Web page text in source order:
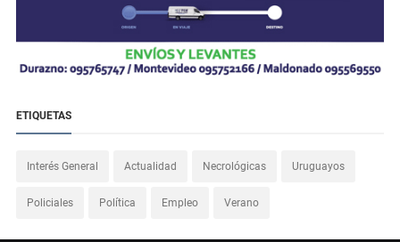
ETIQUETAS
Interés General Actualidad Necrológicas Uruguayos
Policiales Política Empleo Verano